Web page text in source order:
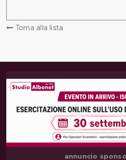
Torna alla lista
annuncio